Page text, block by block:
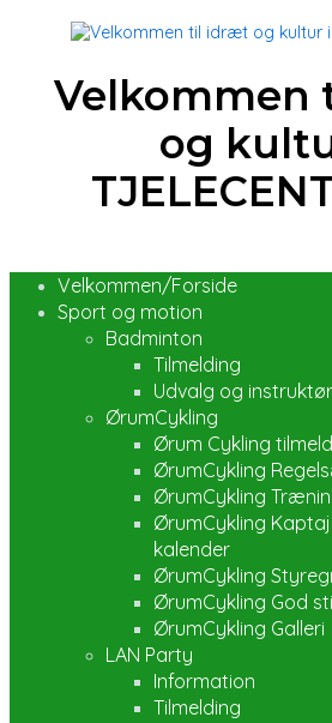
og
Velkommen/Forside
Sport og motion
Badminton
Tilmelding
Udvalg og
ØrumCykling
Ørum Cykling
ØrumCykling
ØrumCykling
ØrumCykling
kalender
ØrumCykling
ØrumCykling God
ØrumCykling Galleri
LAN Party
Information
Tilmelding